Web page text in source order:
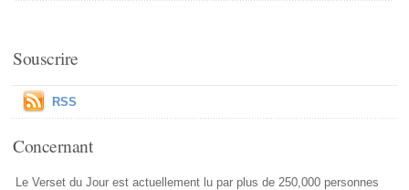
Souscrire
RSS
Concernant
Le Verset du Jour est actuellement lu par plus de 250,000 personnes